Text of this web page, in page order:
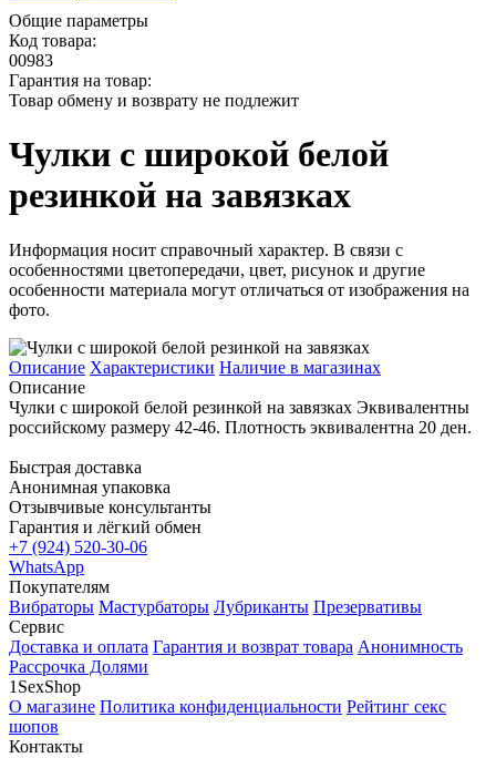
Общие параметры
Код товара:
00983
Гарантия на товар:
Товар обмену и возврату не подлежит
Чулки с широкой белой
резинкой на завязках
Информация носит справочный характер. В связи с
особенностями цветопередачи, цвет, рисунок и другие
особенности материала могут отличаться от изображения на
фото.
Описание Характеристики Наличие в магазинах
Описание
Чулки с широкой белой резинкой на завязках Эквивалентны
российскому размеру 42-46. Плотность эквивалентна 20 ден.
Быстрая доставка
Анонимная упаковка
Отзывчивые консультанты
Гарантия и лёгкий обмен
+7 (924) 520-30-06
WhatsApp
Покупателям
Вибраторы Мастурбаторы Лубриканты Презервативы
Сервис
Доставка и оплата Гарантия и возврат товара Анонимность
Рассрочка Долями
1SexShop
О магазине Политика конфиденциальности Рейтинг секс
шопов
Контакты